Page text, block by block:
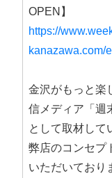
OPEN】
https://
kanazawa.com/
金沢がもっと楽
信メディア「週
として取材して
弊店のコンセプ
いただいており